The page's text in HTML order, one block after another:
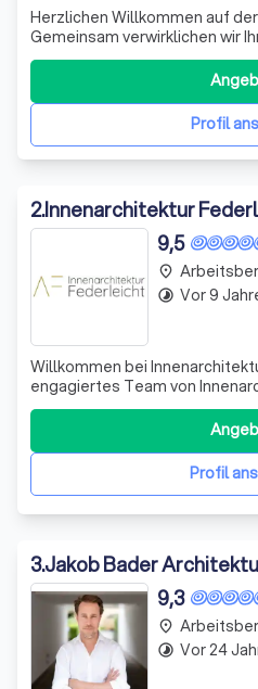
Herzlichen Willkommen auf
Gemeinsam verwirklichen wir
Arbeitsträume und schieben
Profil
2.Innenarchitektur
9,5
Willkommen bei
engagiertes Team von
leidenschaftlich der
Arbeitsräume widmet. Unter
Franke kombinieren wir
individuelle Lösungen zuProfil
place
timelapse Vor 9
3.Jakob Bader
9,3
place
timelapse Vor 24